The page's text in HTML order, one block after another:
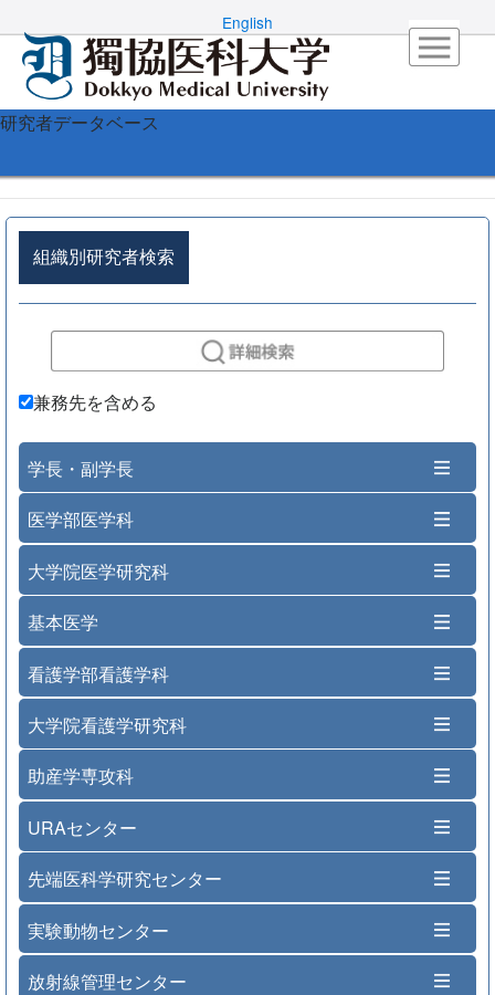
English
研究者データベース
組織別研究者検索
兼務先を含める
学長・副学長
医学部医学科
大学院医学研究科
基本医学
看護学部看護学科
大学院看護学研究科
助産学専攻科
URAセンター
先端医科学研究センター
実験動物センター
放射線管理センター